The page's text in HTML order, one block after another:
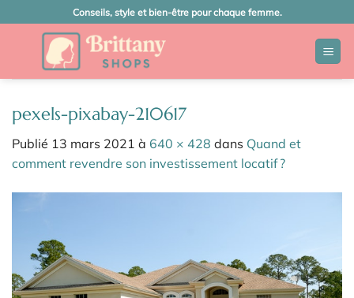
au
Conseils, style et bien-être pour chaque femme.
pexels-pixabay-210617
Publié 13 mars 2021 à 640 × 428 dans Quand et
comment revendre son investissement locatif ?